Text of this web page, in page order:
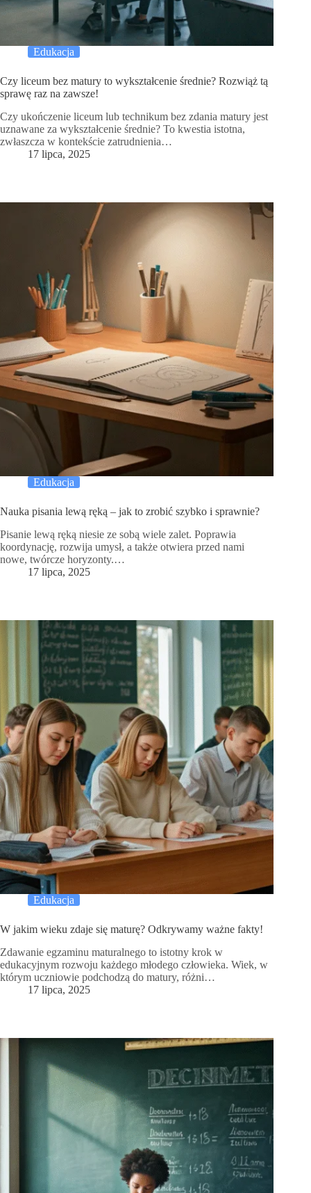
Edukacja
Czy liceum bez matury to wykształcenie średnie? Rozwiąż tą
sprawę raz na zawsze!
Czy ukończenie liceum lub technikum bez zdania matury jest
uznawane za wykształcenie średnie? To kwestia istotna,
zwłaszcza w kontekście zatrudnienia…
17 lipca, 2025
Edukacja
Nauka pisania lewą ręką – jak to zrobić szybko i sprawnie?
Pisanie lewą ręką niesie ze sobą wiele zalet. Poprawia
koordynację, rozwija umysł, a także otwiera przed nami
nowe, twórcze horyzonty.…
17 lipca, 2025
Edukacja
W jakim wieku zdaje się maturę? Odkrywamy ważne fakty!
Zdawanie egzaminu maturalnego to istotny krok w
edukacyjnym rozwoju każdego młodego człowieka. Wiek, w
którym uczniowie podchodzą do matury, różni…
17 lipca, 2025